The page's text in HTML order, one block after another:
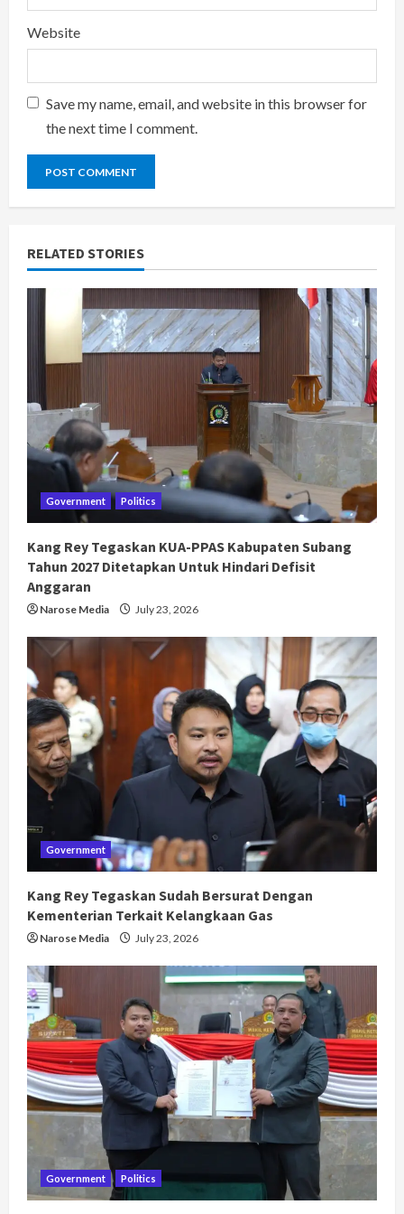
Website
Save my name, email, and website in this browser for
the next time I comment.
RELATED STORIES
Government Politics
Kang Rey Tegaskan KUA-PPAS Kabupaten Subang
Tahun 2027 Ditetapkan Untuk Hindari Defisit
Anggaran
Narose Media July 23, 2026
Government
Kang Rey Tegaskan Sudah Bersurat Dengan
Kementerian Terkait Kelangkaan Gas
Narose Media July 23, 2026
Government Politics